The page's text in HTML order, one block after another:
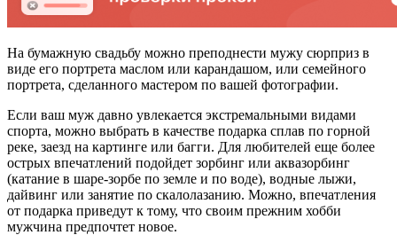
На бумажную свадьбу можно преподнести мужу сюрприз в
виде его портрета маслом или карандашом, или семейного
портрета, сделанного мастером по вашей фотографии.
Если ваш муж давно увлекается экстремальными видами
спорта, можно выбрать в качестве подарка сплав по горной
реке, заезд на картинге или багги. Для любителей еще более
острых впечатлений подойдет зорбинг или аквазорбинг
(катание в шаре-зорбе по земле и по воде), водные лыжи,
дайвинг или занятие по скалолазанию. Можно, впечатления
от подарка приведут к тому, что своим прежним хобби
мужчина предпочтет новое.